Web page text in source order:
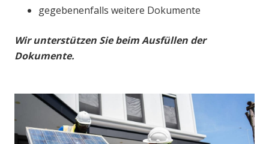
gegebenenfalls weitere Dokumente
Wir unterstützen Sie beim Ausfüllen der
Dokumente.